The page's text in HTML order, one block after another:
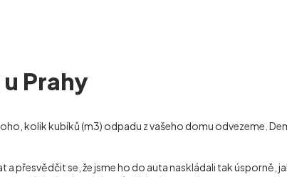
Prahy
kolik kubíků (m3) odpadu z vašeho domu odvezeme.
se, že jsme ho do auta naskládali tak úsporně,